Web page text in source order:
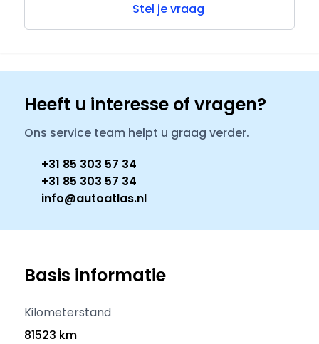
Stel je vraag
Heeft u interesse of vragen?
Ons service team helpt u graag verder.
+31 85 303 57 34
+31 85 303 57 34
info@autoatlas.nl
Basis informatie
Kilometerstand
81523 km